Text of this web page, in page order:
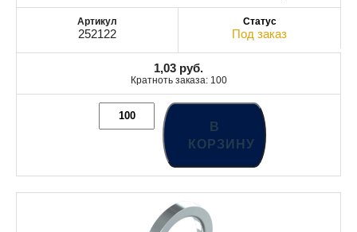
252122 Под заказ
1,03 руб.
Кратноть заказа: 100
В
КОРЗИНУ